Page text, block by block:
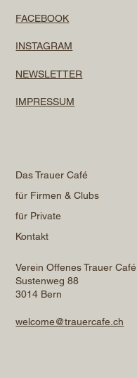
FACEBOOK
INSTAGRAM
NEWSLETTER
IMPRESSUM
Das Trauer Café
für Firmen & Clubs
für Private
Kontakt
Verein Offenes Trauer Café
Sustenweg 88
3014 Bern
welcome@trauercafe.ch